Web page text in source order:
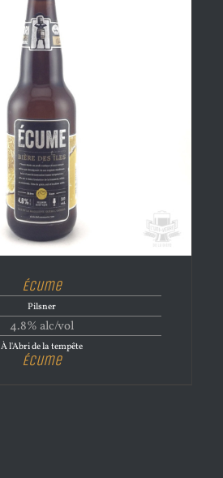
Écume
Pilsner
4.8% alc/vol
À l'Abri de la tempête
Écume